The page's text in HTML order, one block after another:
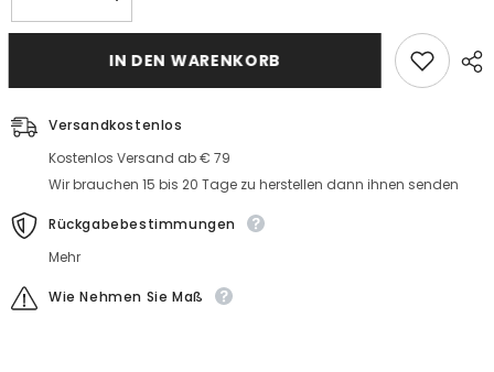
Fuchsia
Abendkleider
Linie
Sexy
Günstig
Abendkleider
Kurz
A
Linie
Cocktailkleider
Günstig
IN DEN WARENKORB
Versandkostenlos
Kostenlos Versand ab € 79
Wir brauchen 15 bis 20 Tage zu herstellen dann ihnen senden
Rückgabebestimmungen
Mehr
Wie Nehmen Sie Maß